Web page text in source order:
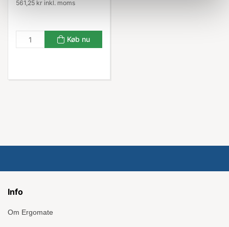
561,25 kr inkl. moms
Køb nu
Info
Om Ergomate